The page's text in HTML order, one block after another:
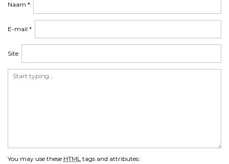
e
You may use these HTML tags and attributes:
Naam *
E-mail *
Site